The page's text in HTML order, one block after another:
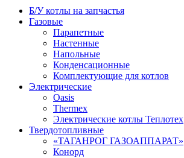
Б/У котлы на запчастья
Газовые
Парапетные
Настенные
Напольные
Конденсационные
Комплектующие для котлов
Электрические
Oasis
Thermex
Электрические котлы Теплотех
Твердотопливные
«ТАГАНРОГ ГАЗОАППАРАТ»
Конорд